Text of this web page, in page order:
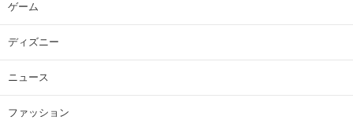
ゲーム
ディズニー
ニュース
ファッション